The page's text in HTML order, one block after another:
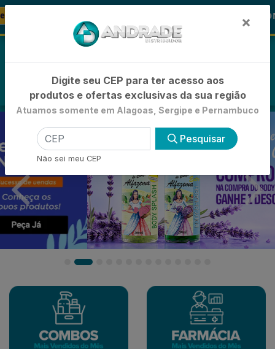
🚚 -21%
×
Digite seu CEP para ter acesso aos
produtos e ofertas exclusivas da sua região
Atuamos somente em Alagoas, Sergipe e Pernambuco
Pesquisar
Não sei meu CEP